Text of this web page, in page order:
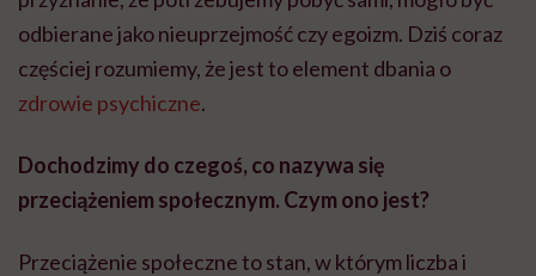
odbierane jako nieuprzejmość czy egoizm. Dziś coraz
częściej rozumiemy, że jest to element dbania o
zdrowie psychiczne.
Dochodzimy do czegoś, co nazywa się
przeciążeniem społecznym. Czym ono jest?
Przeciążenie społeczne to stan, w którym liczba i